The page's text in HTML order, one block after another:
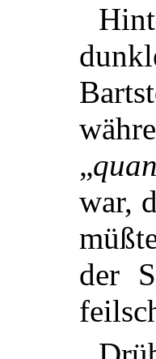
„
war,
der